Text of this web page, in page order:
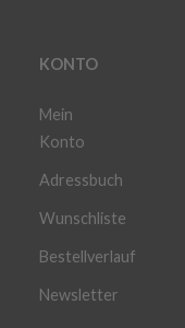
KONTO
Mein
Konto
Adressbuch
Wunschliste
Bestellverlauf
Newsletter